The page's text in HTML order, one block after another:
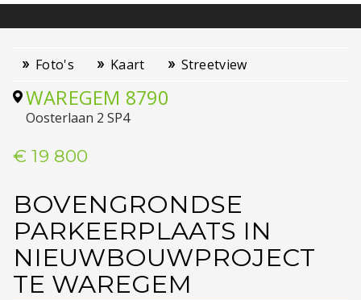
BOVENGRONDSE
PARKEERPLAATS IN
NIEUWBOUWPROJECT
TE WAREGEM
WAREGEM 8790
Oosterlaan 2 SP4
€ 19 800
Foto's Kaart Streetview